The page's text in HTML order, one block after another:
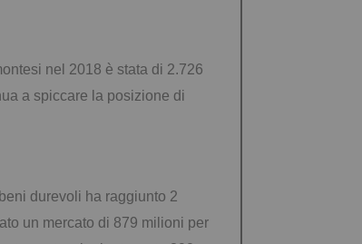
nel 2018 è stata di 2.726
a spiccare la posizione di
durevoli ha raggiunto 2
un mercato di 879 milioni per